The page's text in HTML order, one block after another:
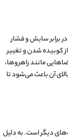
برابر سایش و فشار
کوبیده شدن و تغییر
مانند راهروها،
آن باعث می‌شود تا
دیگر است. به دلیل